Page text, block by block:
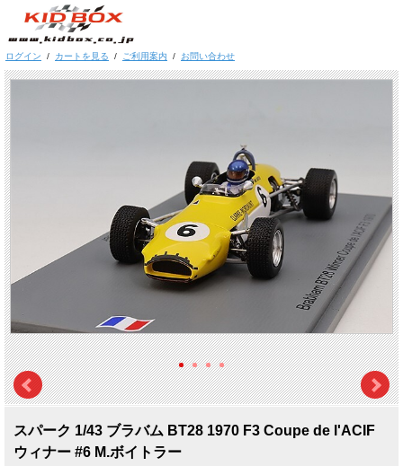
ログイン / カートを見る / ご利用案内 / お問い合わせ
スパーク 1/43 ブラバム BT28 1970 F3 Coupe de l'ACIF
ウィナー #6 M.ボイトラー